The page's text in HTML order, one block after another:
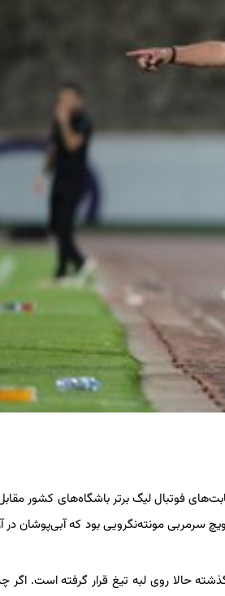
فوتبال لیگ برتر باشگاه‌های کشور
بوژوویچ سرمربی مونته‌نگرویی بود که آبی‌پوشان
حالا روی لبه تیغ قرار گرفته است. اگر